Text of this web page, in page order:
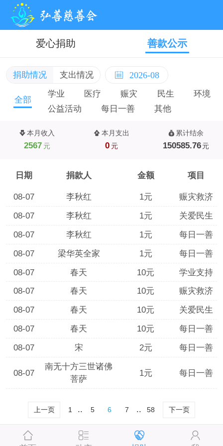
爱心捐助 善款公示
捐助情况 支出情况 2026-08
全部
学业 医疗 赈灾 民生
环境
公益活动
每日一善 其他
本月收入
2567 元
本月支出
0 元
累计结余
150585.76 元
日期 捐款人 金额 项目
08-07 李秋红 1元
赈灾救济
08-07
李秋红 1元
关爱民生
08-07
李秋红 1元
每日一善
08-07
梁华英全家 1元
每日一善
08-07
春天 10元
学业支持
08-07
春天 10元
赈灾救济
08-07
春天 10元
关爱民生
08-07
春天 10元
每日一善
08-07
宋 2元 每日一善
08-07
南无十方三世诸佛
菩萨
1元 每日一善
上一页 1 .. 5 6 7 .. 58 下一页